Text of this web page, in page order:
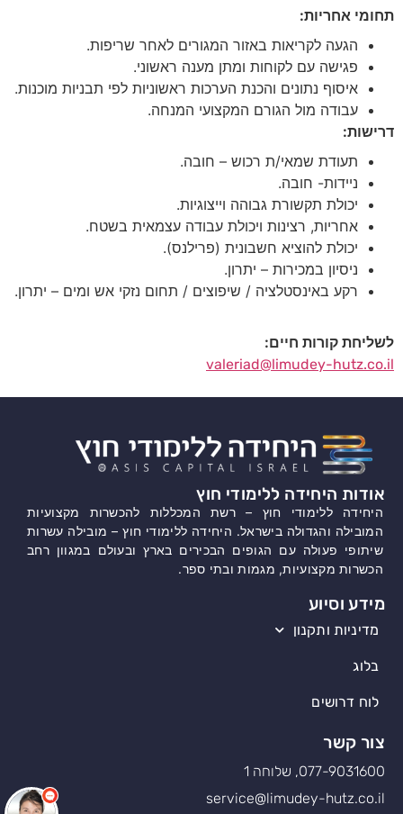
תחומי אחריות:
הגעה לקריאות באזור המגורים לאחר שריפות.
פגישה עם לקוחות ומתן מענה ראשוני.
איסוף נתונים והכנת הערכות ראשוניות לפי תבניות מוכנות.
עבודה מול הגורם המקצועי המנחה.
דרישות:
תעודת שמאי/ת רכוש – חובה.
ניידות- חובה.
יכולת תקשורת גבוהה וייצוגיות.
אחריות, רצינות ויכולת עבודה עצמאית בשטח.
יכולת להוציא חשבונית (פרילנס).
ניסיון במכירות – יתרון.
רקע באינסטלציה / שיפוצים / תחום נזקי אש ומים – יתרון.
לשליחת קורות חיים:
valeriad@limudey-hutz.co.il
אודות היחידה ללימודי חוץ
היחידה ללימודי חוץ – רשת המכללות להכשרות מקצועיות
המובילה והגדולה בישראל. היחידה ללימודי חוץ – מובילה עשרות
שיתופי פעולה עם הגופים הבכירים בארץ ובעולם במגוון רחב
הכשרות מקצועיות, מגמות ובתי ספר.
מידע וסיוע
מדיניות ותקנון
בלוג
לוח דרושים
צור קשר
077-9031600, שלוחה 1
service@limudey-hutz.co.il